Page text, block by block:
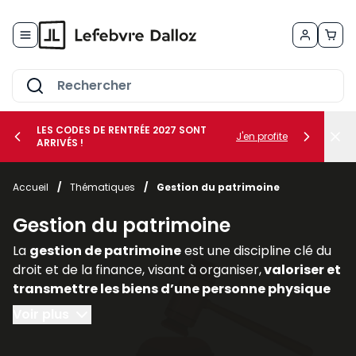
le sous-menu Vos métiers
le sous-menu Vos besoins
LES CODES DE RENTRÉE 2027 SONT
ARRIVÉS !
J'en profite
Accueil / Thématiques / Gestion du patrimoine
Gestion du patrimoine
La gestion de patrimoineest une discipline clé du
droit et de la finance, visant à organiser,valoriser et
transmettre les biens d’une personne physique
ou morale. Elle englobe des
fiscales, financières et immobilières,